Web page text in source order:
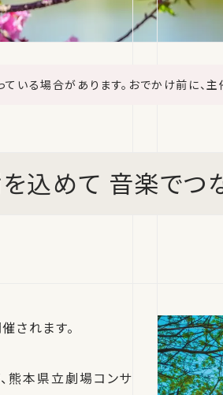
ている場合があります。おでかけ前に、
めて 音楽でつ
されます。
熊本県立劇場コンサ